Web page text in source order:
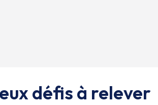
défis à relever